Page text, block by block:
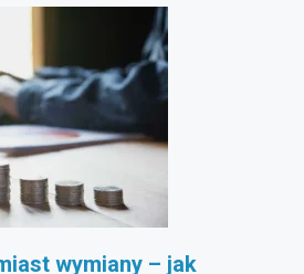
wymiany – jak